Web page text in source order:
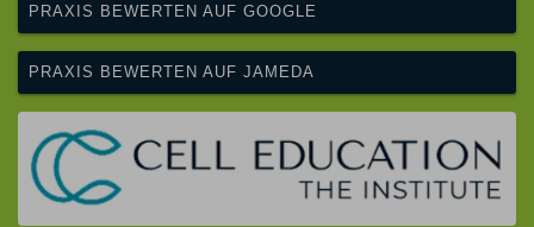
PRAXIS BEWERTEN AUF GOOGLE
PRAXIS BEWERTEN AUF JAMEDA